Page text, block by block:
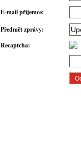
E-mail příjemce:
Předmět zprávy:
Recaptcha: